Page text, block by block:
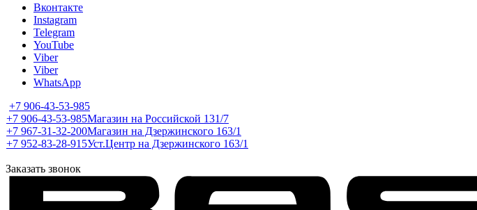
Вконтакте
Instagram
Telegram
YouTube
Viber
Viber
WhatsApp
+7 906-43-53-985
+7 906-43-53-985Магазин на Российской 131/7
+7 967-31-32-200Магазин на Дзержинского 163/1
+7 952-83-28-915Уст.Центр на Дзержинского 163/1
Заказать звонок